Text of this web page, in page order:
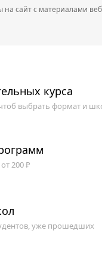
сайт с материалами
курса
выбрать формат и
200 ₽
уже прошедших